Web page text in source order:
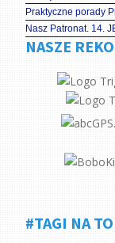
Praktyczne porady
Nasz Patronat. 14.
NASZE
#TAGI NA